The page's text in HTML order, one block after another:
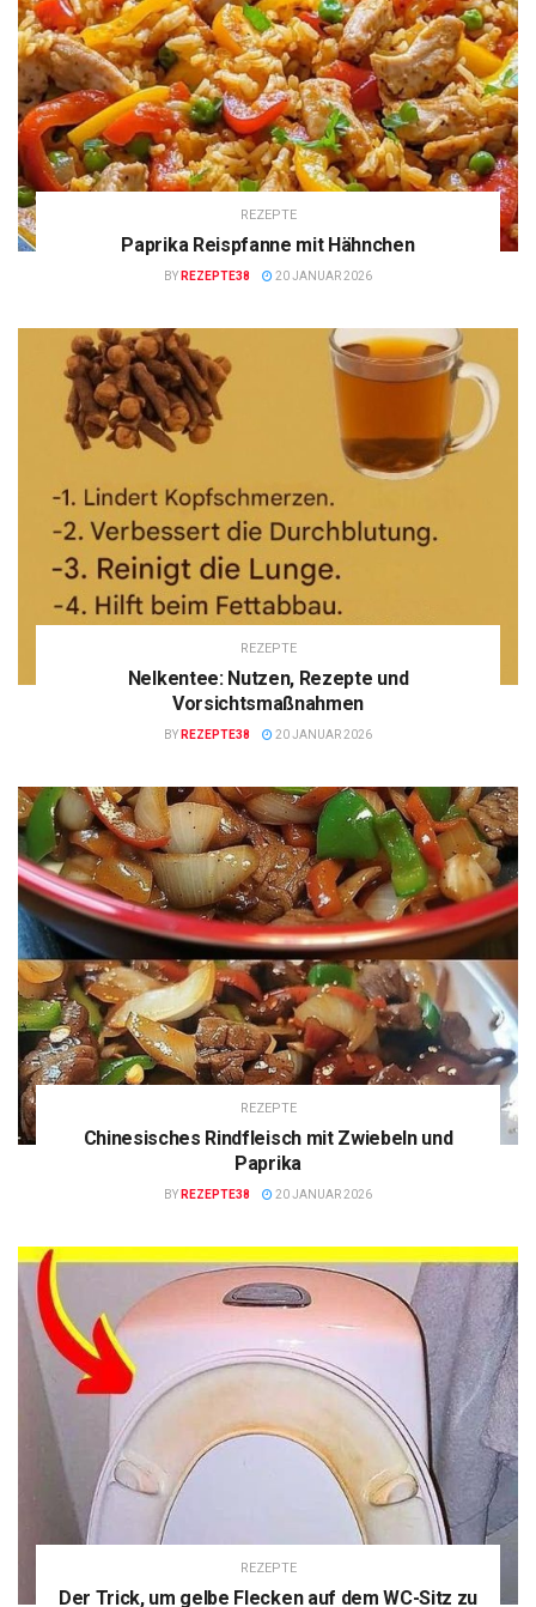
REZEPTE
Paprika Reispfanne mit Hähnchen
BY REZEPTE38 20 JANUAR 2026
REZEPTE
Nelkentee: Nutzen, Rezepte und
Vorsichtsmaßnahmen
BY REZEPTE38 20 JANUAR 2026
REZEPTE
Chinesisches Rindfleisch mit Zwiebeln und
Paprika
BY REZEPTE38 20 JANUAR 2026
REZEPTE
Der Trick, um gelbe Flecken auf dem WC-Sitz zu